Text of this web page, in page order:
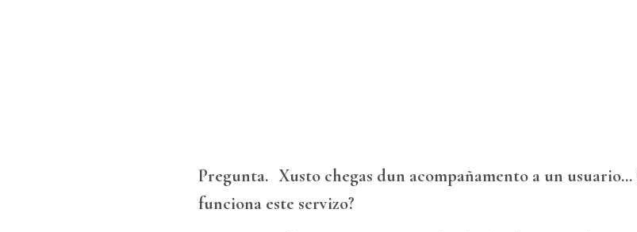
Pregunta. Xusto chegas dun acompañamento a un usuario...
funciona este servizo?